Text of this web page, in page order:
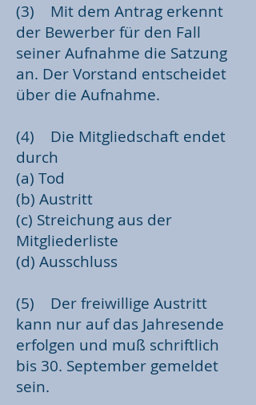
(3) Mit dem Antrag erkennt
der Bewerber für den Fall
seiner Aufnahme die Satzung
an. Der Vorstand entscheidet
über die Aufnahme.
(4) Die Mitgliedschaft endet
durch
(a) Tod
(b) Austritt
(c) Streichung aus der
Mitgliederliste
(d) Ausschluss
(5) Der freiwillige Austritt
kann nur auf das Jahresende
erfolgen und muß schriftlich
bis 30. September gemeldet
sein.